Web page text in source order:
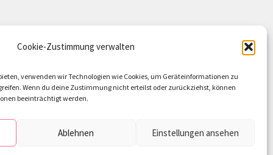
Cookie-Zustimmung verwalten
verwenden wir Technologien wie Cookies, um Geräteinformationen zu
Wenn du deine Zustimmung nicht erteilst oder zurückziehst, können
beeinträchtigt werden.
Ablehnen Einstellungen ansehen